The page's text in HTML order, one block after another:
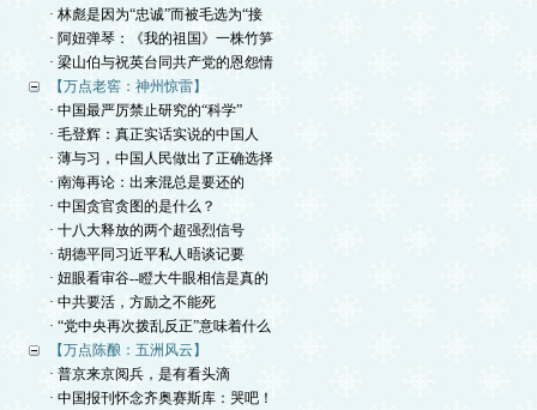
· 林彪是因为“忠诚”而被毛选为“接
· 阿妞弹琴：《我的祖国》一株竹笋
· 梁山伯与祝英台同共产党的恩怨情
【万点老窖：神州惊雷】
· 中国最严厉禁止研究的“科学”
· 毛登辉：真正实话实说的中国人
· 薄与习，中国人民做出了正确选择
· 南海再论：出来混总是要还的
· 中国贪官贪图的是什么？
· 十八大释放的两个超强烈信号
· 胡德平同习近平私人晤谈记要
· 妞眼看审谷--瞪大牛眼相信是真的
· 中共要活，方励之不能死
· “党中央再次拨乱反正”意味着什么
【万点陈酿：五洲风云】
· 普京来京阅兵，是有看头滴
· 中国报刊怀念齐奥赛斯库：哭吧！